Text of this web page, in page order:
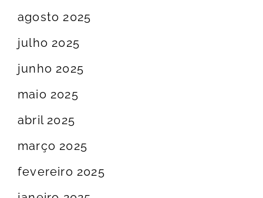
agosto 2025
julho 2025
junho 2025
maio 2025
abril 2025
março 2025
fevereiro 2025